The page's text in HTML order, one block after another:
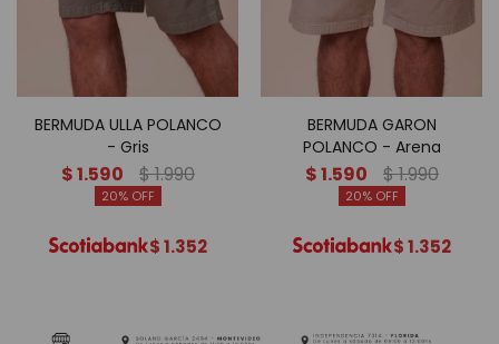
BERMUDA ULLA POLANCO
- Gris
$1.590 $1.990
20
$1.352
BERMUDA GARON
POLANCO - Arena
$1.590 $1.990
20
$1.352